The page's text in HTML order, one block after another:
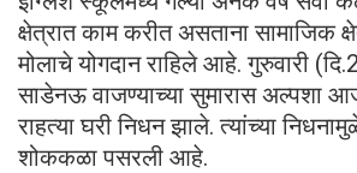
क्षेत्रात काम करीत असताना सामाजिक
मोलाचे योगदान राहिले आहे. गुरुवारी
साडेनऊ वाजण्याच्या सुमारास अल्पशा
राहत्या घरी निधन झाले. त्यांच्या
शोककळा पसरली आहे.